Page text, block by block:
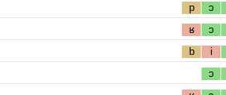
p ɔ
ʁ ɔ
b i
ɔ